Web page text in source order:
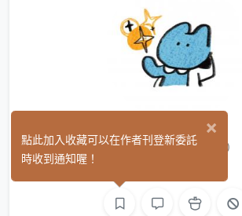
Koori cat (0)
×
點此加入收藏可以在作者刊登新委託
時收到通知喔！